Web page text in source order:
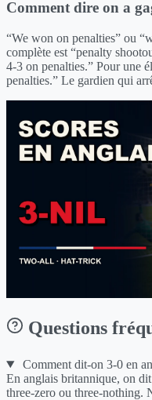
Comment dire on a
“We won on penalties” ou
complète est “penalty
4-3 on penalties.” Pour une
penalties.” Le gardien qui
Questions
Comment dit-on 3-0 en
En anglais britannique, on
three-zero ou three-nothing.